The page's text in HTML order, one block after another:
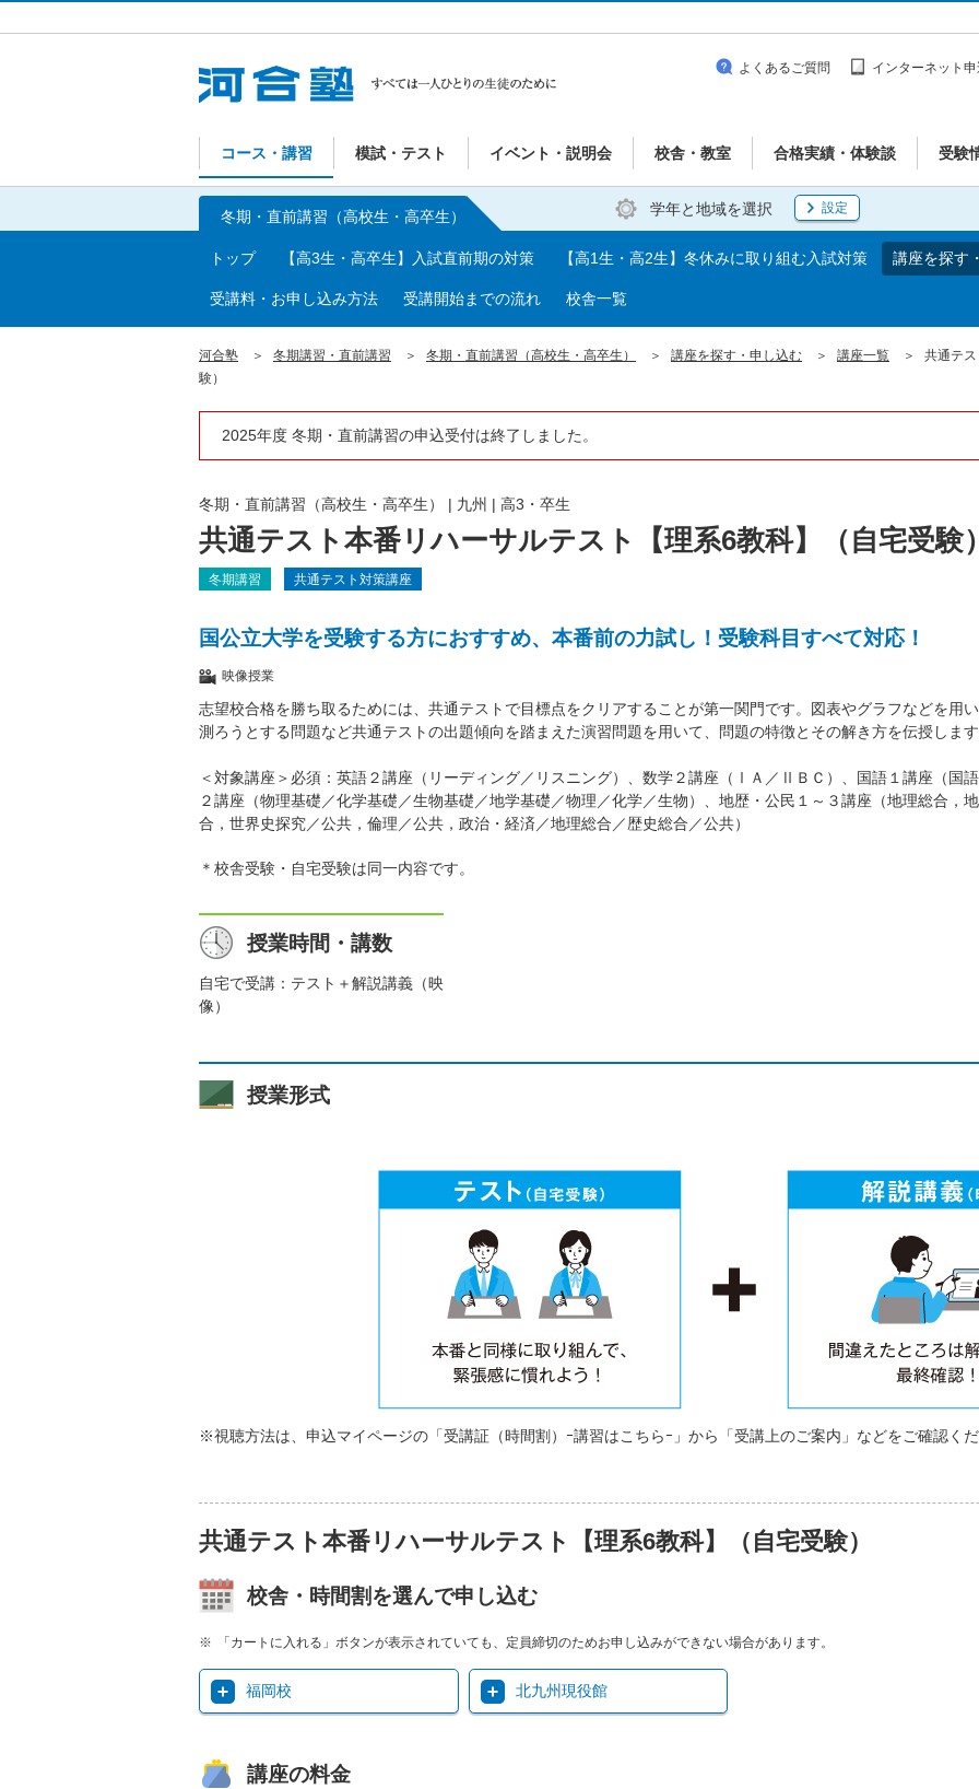
コース・講習 模試・テスト イベント・説明会 校舎・教室 合格実績・体験談 受験
よくあるご質問 インターネット
学年と地域を選択 設定
冬期・直前講習（高校生・高卒生）
トップ 【高3生・高卒生】入試直前期の対策 【高1生・高2生】冬休みに取り組む入試対策 講座を探す
受講料・お申し込み方法 受講開始までの流れ 校舎一覧
河合塾 冬期講習・直前講習 冬期・直前講習（高校生・高卒生） 講座を探す・申し込む 講座一覧
共通テ
験）
2025年度 冬期・直前講習の申込受付は終了しました。
共通テスト本番リハーサルテスト【理系6教科】（自宅受験
冬期・直前講習（高校生・高卒生） | 九州 | 高3・卒生
冬期講習 共通テスト対策講座
国公立大学を受験する方におすすめ、本番前の力試し！受験科目すべて対応！
映像授業
志望校合格を勝ち取るためには、共通テストで目標点をクリアすることが第一関門です。図表やグラフなどを用
測ろうとする問題など共通テストの出題傾向を踏まえた演習問題を用いて、問題の特徴とその解き方を伝授しま
＜対象講座＞必須：英語２講座（リーディング／リスニング）、数学２講座（ⅠＡ／ⅡＢＣ）、国語１講座（国
２講座（物理基礎／化学基礎／生物基礎／地学基礎／物理／化学／生物）、地歴・公民１～３講座（地理総合，
合，世界史探究／公共，倫理／公共，政治・経済／地理総合／歴史総合／公共）
＊校舎受験・自宅受験は同一内容です。
授業時間・講数
自宅で受講：テスト＋解説講義（映
像）
授業形式
※視聴方法は、申込マイページの「受講証（時間割）ｰ講習はこちらｰ」から「受講上のご案内」などをご確認く
共通テスト本番リハーサルテスト【理系6教科】（自宅受験）
校舎・時間割を選んで申し込む
「カートに入れる」ボタンが表示されていても、定員締切のためお申し込みができない場合があります。
福岡校 北九州現役館
講座の料金